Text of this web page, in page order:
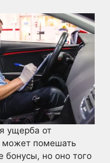
ущерба от
может помешать
бонусы, но оно того